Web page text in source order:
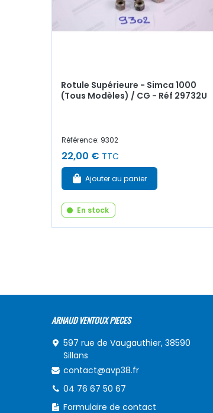
Rotule Supérieure - Simca 1000
(Tous Modèles) / CG - Réf 29732U
Référence: 9302
22,00 € TTC
Ajouter au panier
En stock
ARNAUD VENTOUX PIECES
597 rue de Vaugauthier, 38590
Sillans
contact@avp38.fr
04 76 67 50 67
Formulaire de contact